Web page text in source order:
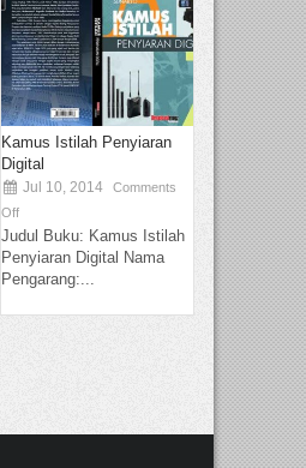
Kamus Istilah Penyiaran
Digital
Jul 10, 2014
Comments
Off
Judul Buku: Kamus Istilah
Penyiaran Digital Nama
Pengarang:...